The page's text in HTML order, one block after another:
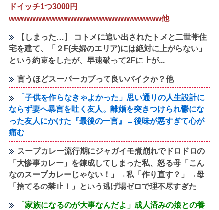
ドイッチ1つ3000円
wwwwwwwwwwwwwwwwwwwwwwwwww他
【しまった…】 コトメに追い出されたトメと二世帯住
宅を建て、「２F(夫婦のエリア)には絶対に上がらない」
という約束をしたが、早速破って2Fに上が...
言うほどスーパーカブって良いバイクか？他
「子供を作らなきゃよかった」思い通りの人生設計に
ならず妻へ暴言を吐く友人。離婚を突きつけられ鬱にな
った友人にかけた『最後の一言』←後味が悪すぎて心が
痛む
スープカレー流行期にジャガイモ煮崩れでドロドロの
「大惨事カレー」を錬成してしまった私、怒る母「こん
なのスープカレーじゃない！」→私「作り直す？」→母
「捨てるの禁止！」という逃げ場ゼロで理不尽すぎた
「家族になるのが大事なんだよ」成人済みの娘との養